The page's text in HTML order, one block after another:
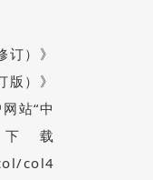
）》
）》
站“中
载
col4